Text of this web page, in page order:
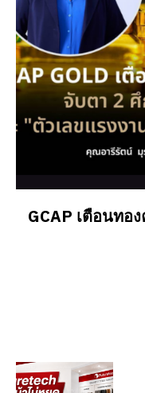
GCAP เตือนทอ